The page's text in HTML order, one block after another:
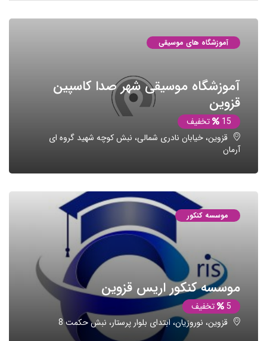
آموزشگاه های موسیقی
آموزشگاه موسیقی شهر صدا کاسپین
قزوین
15
تخفیف
قزوین، خیابان نادری شمالی، نبش کوچه شهید گروه ای
آرمان
موسسه کنکور
موسسه کنکور اریس قزوین
5
تخفیف
قزوین، نوروزیان، ابتدای بلوار پرستار، نبش حکمت 8